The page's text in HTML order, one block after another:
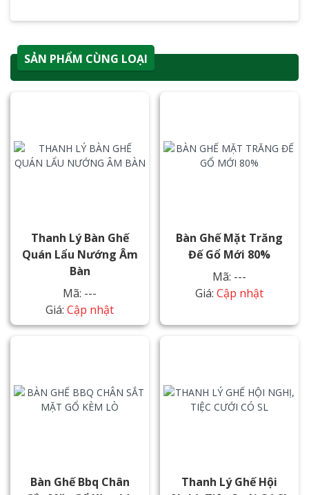
SẢN PHẨM CÙNG LOẠI
Thanh Lý Bàn Ghế
Quán Lẩu Nướng Âm
Bàn
Mã: ---
Giá: Cập nhật
Bàn Ghế Mặt Trăng
Đế Gổ Mới 80%
Mã: ---
Giá: Cập nhật
Bàn Ghế Bbq Chân
Thanh Lý Ghế Hội